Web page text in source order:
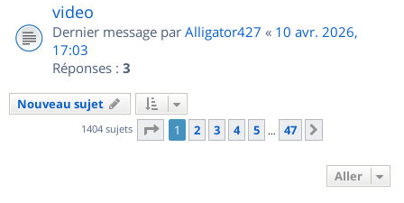
video
Dernier message par Alligator427 « 10 avr. 2026,
17:03
Réponses : 3
Nouveau sujet
1404 sujets Page 1sur
1 2 3 4 5 … 47
Aller